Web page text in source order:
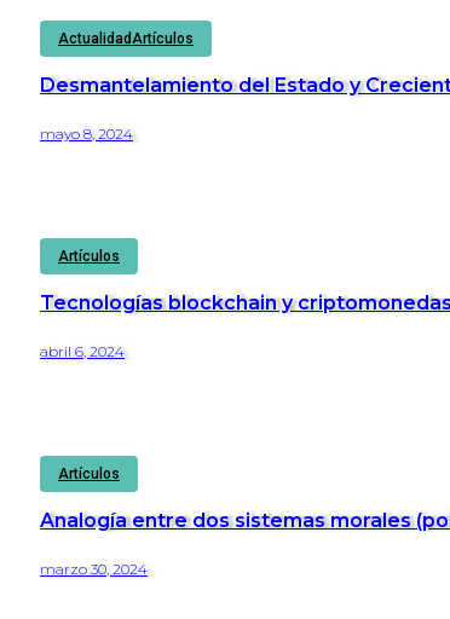
ActualidadArtículos
Desmantelamiento del Estado y
mayo 8, 2024
Artículos
Tecnologías blockchain y
abril 6, 2024
Artículos
Analogía entre dos sistemas morales
marzo 30, 2024